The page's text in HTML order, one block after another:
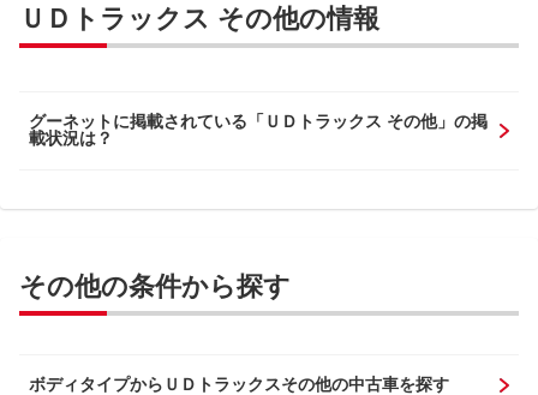
ＵＤトラックス その他の情報
グーネットに掲載されている「ＵＤトラックス その他」の掲
載状況は？
その他の条件から探す
ボディタイプからＵＤトラックスその他の中古車を探す